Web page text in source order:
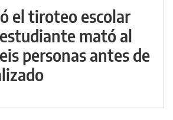
el tiroteo escolar
mató al
personas antes de